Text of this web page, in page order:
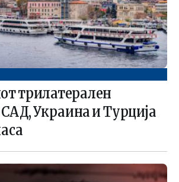
трилатерален
Украина и Турција